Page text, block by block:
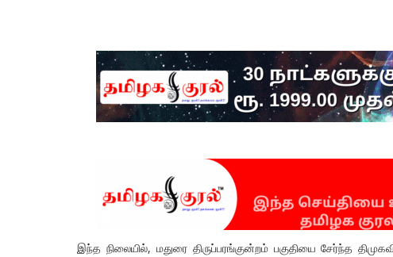
இந்த நிலையில், மதுரை திருப்பரங்குன்றம் பகுதியை சேர்ந்த